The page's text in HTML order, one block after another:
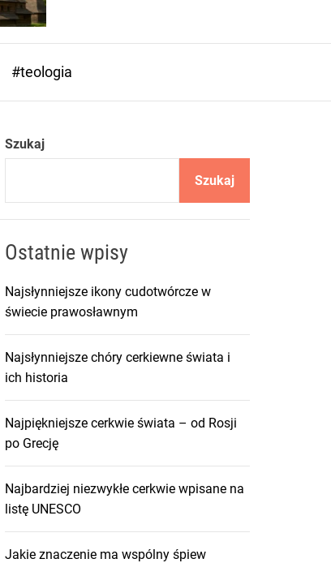
m
#teologia
Szukaj
Szukaj
Ostatnie wpisy
Najsłynniejsze ikony cudotwórcze w
świecie prawosławnym
Najsłynniejsze chóry cerkiewne świata i
ich historia
Najpiękniejsze cerkwie świata – od Rosji
po Grecję
Najbardziej niezwykłe cerkwie wpisane na
listę UNESCO
Jakie znaczenie ma wspólny śpiew